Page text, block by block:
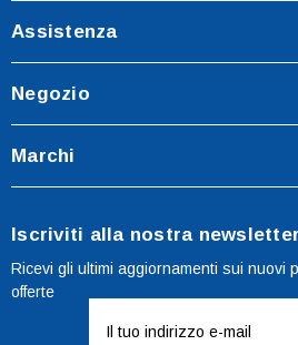
Assistenza
Negozio
Marchi
Iscriviti alla nostra newsletter
Ricevi gli ultimi aggiornamenti sui nuovi
offerte